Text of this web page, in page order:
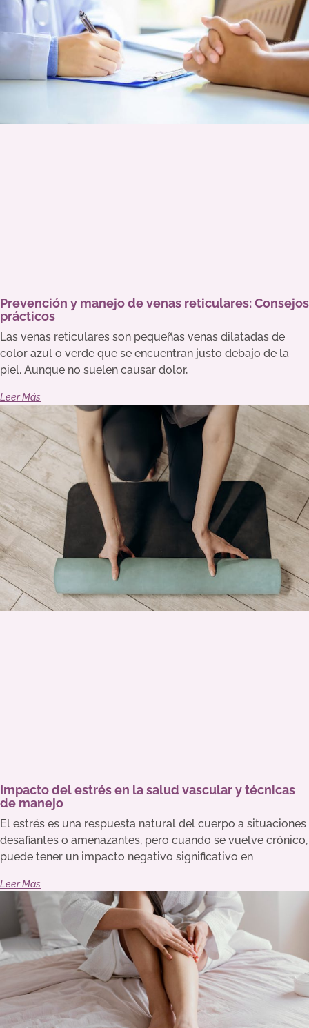
Prevención y manejo de venas reticulares: Consejos
prácticos
Las venas reticulares son pequeñas venas dilatadas de
color azul o verde que se encuentran justo debajo de la
piel. Aunque no suelen causar dolor,
Leer Más
Impacto del estrés en la salud vascular y técnicas
de manejo
El estrés es una respuesta natural del cuerpo a situaciones
desafiantes o amenazantes, pero cuando se vuelve crónico,
puede tener un impacto negativo significativo en
Leer Más